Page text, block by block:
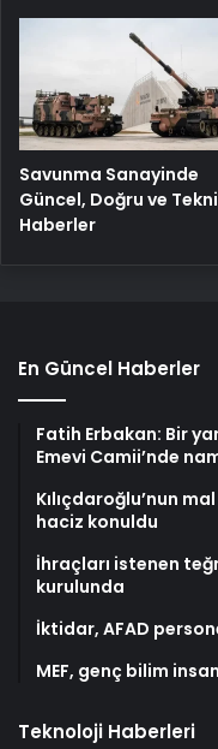
Savunma Sanayinde
Güncel, Doğru ve
Haberler
En Güncel Haberler
Fatih Erbakan: Bir
Emevi Camii’nde
Kılıçdaroğlu’nun
haciz konuldu
İhraçları istenen
kurulunda
İktidar, AFAD
MEF, genç bilim
Teknoloji Haberleri